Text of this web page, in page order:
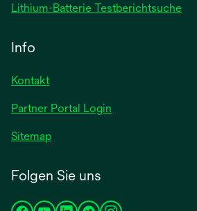
Lithium-Batterie Testberichtsuchewird
Info
Kontakt
Partner Portal Login
Sitemap
Folgen Sie uns